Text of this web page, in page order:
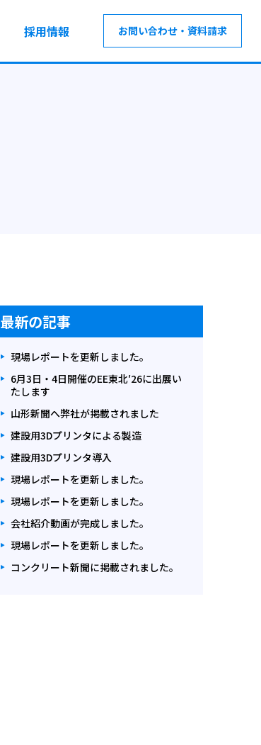
採用情報 お問い合わせ・資料請求
最新の記事
現場レポートを更新しました。
6月3日・4日開催のEE東北′26に出展い
たします
山形新聞へ弊社が掲載されました
建設用3Dプリンタによる製造
建設用3Dプリンタ導入
現場レポートを更新しました。
現場レポートを更新しました。
会社紹介動画が完成しました。
現場レポートを更新しました。
コンクリート新聞に掲載されました。